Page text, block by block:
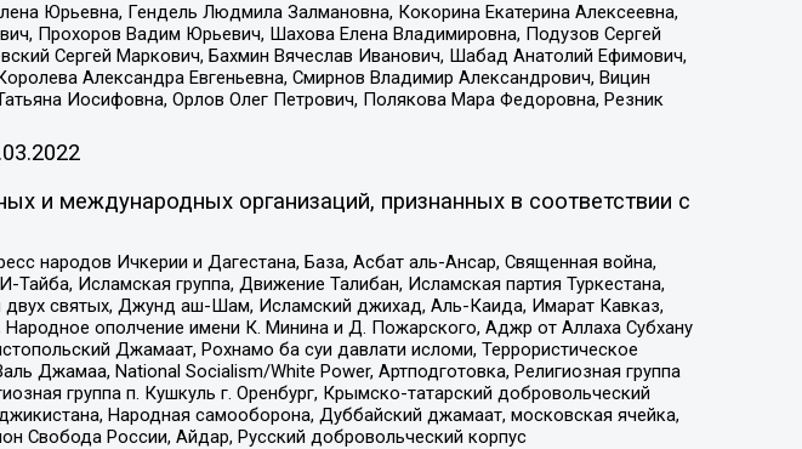
Юрьевна, Гендель Людмила Залмановна, Кокорина Екатерина Алексеевна,
Прохоров Вадим Юрьевич, Шахова Елена Владимировна, Подузов Сергей
Сергей Маркович, Бахмин Вячеслав Иванович, Шабад Анатолий Ефимович,
Александра Евгеньевна, Смирнов Владимир Александрович, Вицин
Иосифовна, Орлов Олег Петрович, Полякова Мара Федоровна, Резник
и международных организаций, признанных в соответствии с
народов Ичкерии и Дагестана, База, Асбат аль-Ансар, Священная война,
Исламская группа, Движение Талибан, Исламская партия Туркестана,
святых, Джунд аш-Шам, Исламский джихад, Аль-Каида, Имарат Кавказ,
ополчение имени К. Минина и Д. Пожарского, Аджр от Аллаха Субхану
Джамаат, Рохнамо ба суи давлати исломи, Террористическое
Джамаа, National Socialism/White Power, Артподготовка, Религиозная группа
группа п. Кушкуль г. Оренбург, Крымско-татарский добровольческий
Народная самооборона, Дуббайский джамаат, московская ячейка,
Свобода России, Айдар, Русский добровольческий корпус